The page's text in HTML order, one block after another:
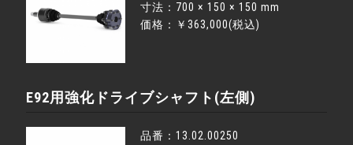
寸法：700 × 150 × 150 mm
価格：￥363,000(税込)
E92用強化ドライブシャフト(左側)
品番：13.02.00250